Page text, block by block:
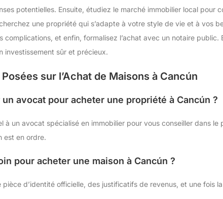
potentielles. Ensuite, étudiez le marché immobilier local pour
une propriété qui s’adapte à votre style de vie et à vos
et enfin, formalisez l’achat avec un notaire public.
investissement sûr et précieux.
sur l’Achat de Maisons à Cancún
avocat pour acheter une propriété à Cancún ?
à un avocat spécialisé en immobilier pour vous conseiller dans le
est en ordre.
pour acheter une maison à Cancún ?
d’identité officielle, des justificatifs de revenus, et une fois